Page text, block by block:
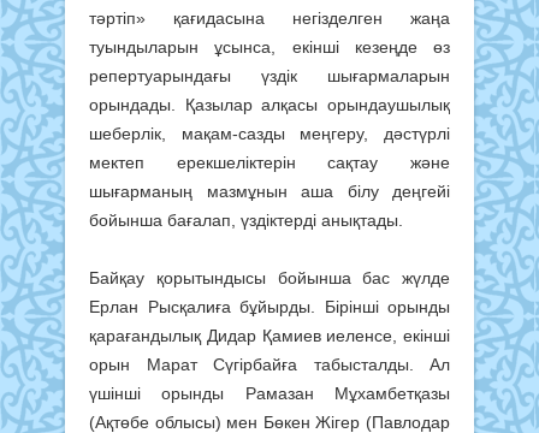
тәртіп» қағидасына негізделген жаңа
туындыларын ұсынса, екінші кезеңде өз
репертуарындағы үздік шығармаларын
орындады. Қазылар алқасы орындаушылық
шеберлік, мақам-сазды меңгеру, дәстүрлі
мектеп ерекшеліктерін сақтау және
шығарманың мазмұнын аша білу деңгейі
бойынша бағалап, үздіктерді анықтады.
Байқау қорытындысы бойынша бас жүлде
Ерлан Рысқалиға бұйырды. Бірінші орынды
қарағандылық Дидар Қамиев иеленсе, екінші
орын Марат Сүгірбайға табысталды. Ал
үшінші орынды Рамазан Мұхамбетқазы
(Ақтөбе облысы) мен Бөкен Жігер (Павлодар